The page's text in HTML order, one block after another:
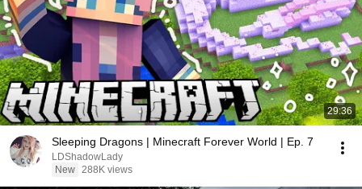
29:36
Sleeping Dragons | Minecraft Forever World | Ep. 7
LDShadowLady
New 288K views